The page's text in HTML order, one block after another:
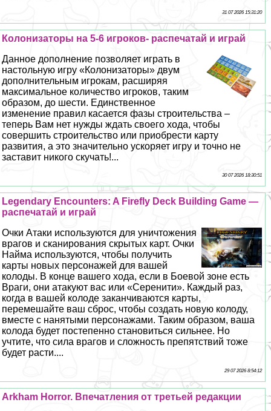
31 07 2026 15:31:20
Колонизаторы на 5-6 игроков- распечатай и играй
Данное дополнение позволяет играть в
настольную игру «Колонизаторы» двум
дополнительным игрокам, расширяя
максимальное количество игроков, таким
образом, до шести. Единственное
изменение правил касается фазы строительства –
теперь Вам нет нужды ждать своего хода, чтобы
совершить строительство или приобрести карту
развития, а это значительно ускоряет игру и точно не
заставит никого скучать!...
30 07 2026 18:30:51
Legendary Encounters: A Firefly Deck Building Game —
распечатай и играй
Очки Атаки используются для уничтожения
врагов и сканирования скрытых карт. Очки
Найма используются, чтобы получить
карты новых персонажей для вашей
колоды. В конце вашего хода, если в Боевой зоне есть
Враги, они атакуют вас или «Серенити». Каждый раз,
когда в вашей колоде заканчиваются карты,
перемешайте ваш сброс, чтобы создать новую колоду,
вместе с нанятыми персонажами. Таким образом, ваша
колода будет постепенно становиться сильнее. Но
учтите, что сила врагов и сложность препятствий тоже
будет расти....
29 07 2026 8:54:12
Arkham Horror. Впечатления от третьей редакции